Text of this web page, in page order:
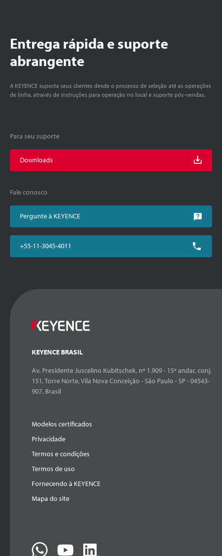
Entrega rápida e suporte
abrangente
A KEYENCE suporta seus clientes desde o processo de seleção até as operações
de linha, através de instruções para operação no local e suporte pós-vendas.
Para seu suporte
Downloads
Fale conosco
Pergunte à KEYENCE
+55-11-3045-4011
KEYENCE BRASIL
Av. Presidente Juscelino Kubitschek, nº 1.909 - 15º andar, conj.
151, Torre Norte, Vila Nova Conceição - São Paulo - SP - 04543-
907, Brasil
Modelos certificados
Privacidade
Termos e condições
Termos de uso
Fornecendo à KEYENCE
Mapa do site